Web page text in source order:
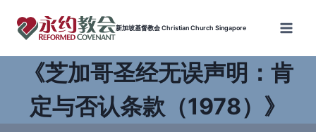
新加坡基督教会 Christian Church Singapore
《芝加哥圣经无误声明：肯
定与否认条款（1978）》